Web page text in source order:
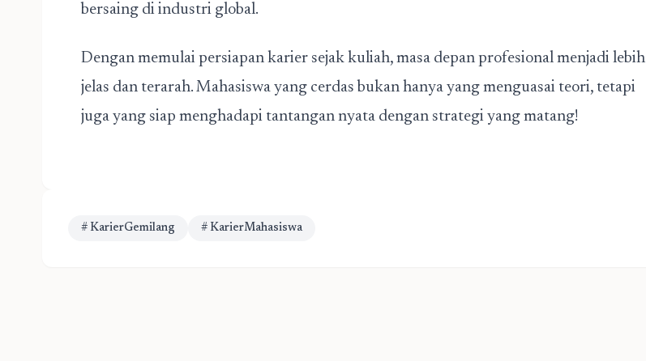
bersaing di industri global.
Dengan memulai persiapan karier sejak kuliah, masa depan profesional menjadi lebih
jelas dan terarah. Mahasiswa yang cerdas bukan hanya yang menguasai teori, tetapi
juga yang siap menghadapi tantangan nyata dengan strategi yang matang!
# KarierGemilang # KarierMahasiswa